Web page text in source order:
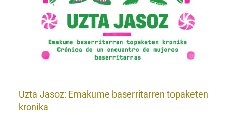
Uzta Jasoz: Emakume baserritarren topaketen
kronika